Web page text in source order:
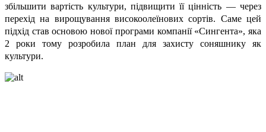
збільшити вартість культури, підвищити її цінність — через
перехід на вирощування високоолеїнових сортів. Саме цей
підхід став основою нової програми компанії «Сингента», яка
2 роки тому розробила план для захисту соняшнику як
культури.